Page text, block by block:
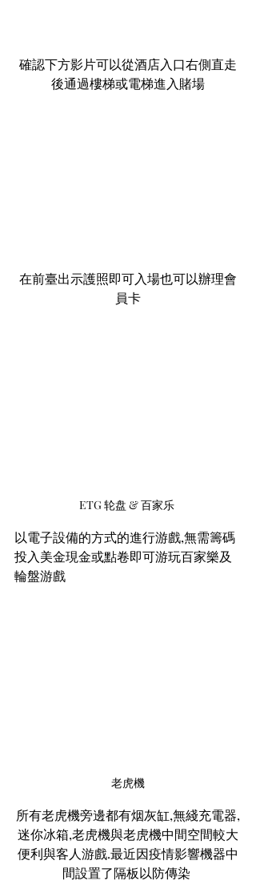
確認下方影片可以從酒店入口右側直走
後通過樓梯或電梯進入賭場
在前臺出示護照即可入場也可以辦理會
員卡
ETG 轮盘 & 百家乐
以電子設備的方式的進行游戲,無需籌碼
投入美金現金或點卷即可游玩百家樂及
輪盤游戲
老虎機
所有老虎機旁邊都有烟灰缸,無綫充電器,
迷你冰箱,老虎機與老虎機中間空間較大
便利與客人游戲.最近因疫情影響機器中
間設置了隔板以防傳染